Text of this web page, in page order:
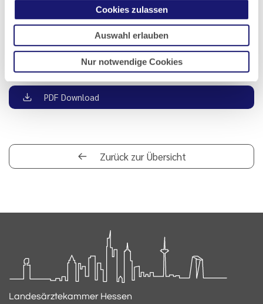
Cookies zulassen
Auswahl erlauben
Nur notwendige Cookies
Teilen
PDF Download
Zurück zur Übersicht
Landesärztekammer Hessen